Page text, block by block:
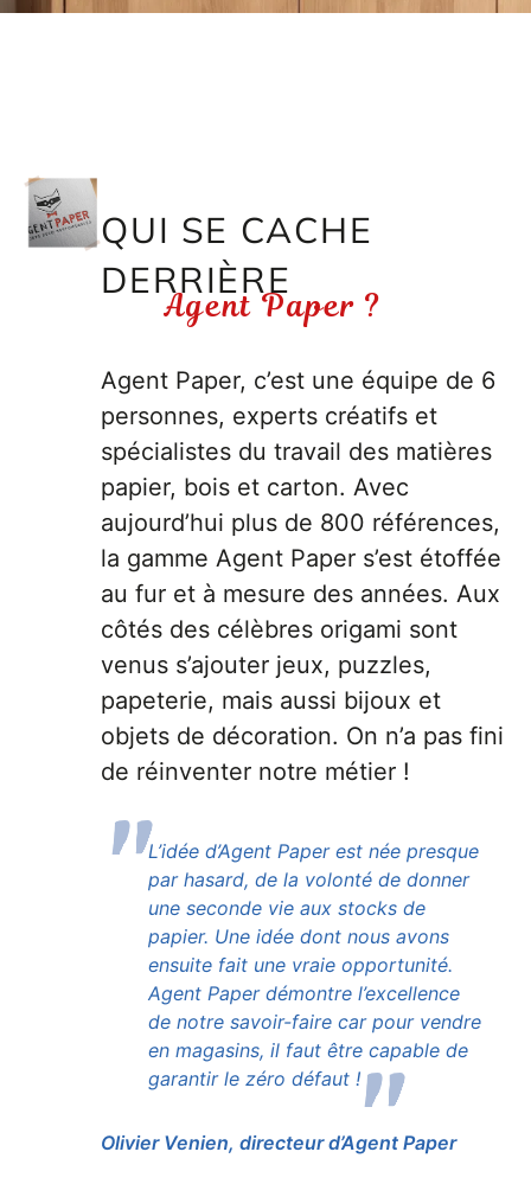
QUI SE CACHE
DERRIÈRE
Agent Paper ?
Agent Paper, c’est une équipe de 6
personnes, experts créatifs et
spécialistes du travail des matières
papier, bois et carton. Avec
aujourd’hui plus de 800 références,
la gamme Agent Paper s’est étoffée
au fur et à mesure des années. Aux
côtés des célèbres origami sont
venus s’ajouter jeux, puzzles,
papeterie, mais aussi bijoux et
objets de décoration. On n’a pas fini
de réinventer notre métier !
L’idée d’Agent Paper est née presque
par hasard, de la volonté de donner
une seconde vie aux stocks de
papier. Une idée dont nous avons
ensuite fait une vraie opportunité.
Agent Paper démontre l’excellence
de notre savoir-faire car pour vendre
en magasins, il faut être capable de
garantir le zéro défaut !
Olivier Venien, directeur d’Agent Paper
PAPETERIE
IDÉES CADEAUX